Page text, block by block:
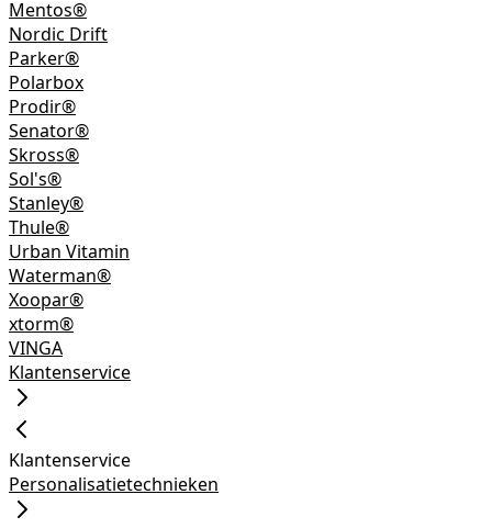
Mentos®
Nordic Drift
Parker®
Polarbox
Prodir®
Senator®
Skross®
Sol's®
Stanley®
Thule®
Urban Vitamin
Waterman®
Xoopar®
xtorm®
VINGA
Klantenservice
Klantenservice
Personalisatietechnieken